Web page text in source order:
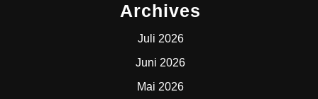
Archives
Juli 2026
Juni 2026
Mai 2026